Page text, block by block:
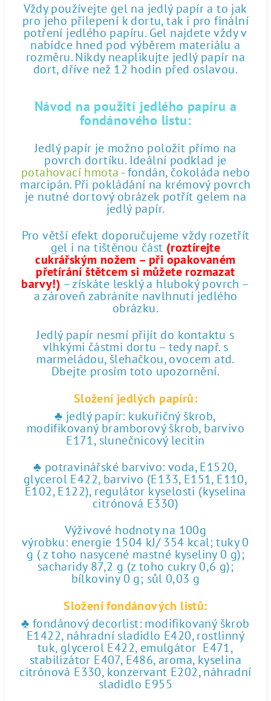
Vždy používejte gel na jedlý papír a to jak
pro jeho přilepení k dortu, tak i pro finální
potření jedlého papíru. Gel najdete vždy v
nabídce hned pod výběrem materiálu a
rozměru. Nikdy neaplikujte jedlý papír na
dort, dříve než 12 hodin před oslavou.
Návod na použití jedlého papíru a
fondánového listu:
Jedlý papír je možno položit přímo na
povrch dortíku. Ideální podklad je
potahovací hmota - fondán, čokoláda nebo
marcipán. Při pokládání na krémový povrch
je nutné dortový obrázek potřít gelem na
jedlý papír.
Pro větší efekt doporučujeme vždy rozetřít
gel i na tištěnou část (roztírejte
cukrářským nožem – při opakovaném
přetírání štětcem si můžete rozmazat
barvy!) – získáte lesklý a hluboký povrch –
a zároveň zabráníte navlhnutí jedlého
obrázku.
Jedlý papír nesmí přijít do kontaktu s
vlhkými částmi dortu – tedy např. s
marmeládou, šlehačkou, ovocem atd.
Dbejte prosím toto upozornění.
Složení jedlých papírů:
♣ jedlý papír: kukuřičný škrob,
modifikovaný bramborový škrob, barvivo
E171, slunečnicový lecitin
♣ potravinářské barvivo: voda, E1520,
glycerol E422, barvivo (E133, E151, E110,
E102, E122), regulátor kyselosti (kyselina
citrónová E330)
Výživové hodnoty na 100g
výrobku: energie 1504 kJ/ 354 kcal; tuky 0
g ( z toho nasycené mastné kyseliny 0 g);
sacharidy 87,2 g (z toho cukry 0,6 g);
bílkoviny 0 g; sůl 0,03 g
Složení fondánových listů:
♣ fondánový decorlist: modifikovaný škrob
E1422, náhradní sladidlo E420, rostlinný
tuk, glycerol E422, emulgátor E471,
stabilizátor E407, E486, aroma, kyselina
citrónová E330, konzervant E202, náhradní
sladidlo E955